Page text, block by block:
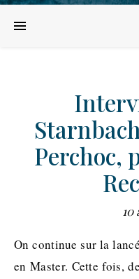
Perchoc,
On continue sur la lancée de nos interviews d'étudiants
en Master. Cette fois,